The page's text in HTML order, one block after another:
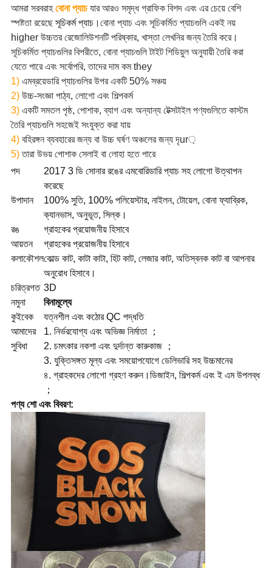
আমরা সরবরাহবোনা প্যাচযার আরও সমৃদ্ধ গ্রাফিক বিশদ এবং এর চেয়ে বেশি
স্পষ্টতা রয়েছেসূচিকর্ম প্যাচ।বোনা প্যাচ এবং সূচিকর্মিত প্যাচগুলি একই নয়
higher উচ্চতর রেজোলিউশনটি পরিষ্কার, খাস্তা লেখনির জন্য তৈরি করে।
সূচিকর্মিত প্যাচগুলির বিপরীতে, বোনা প্যাচগুলি টাইট শিডিয়ুল অনুযায়ী তৈরি করা
যেতে পারে এবং সর্বোপরি, তাদের দাম কম they
1)এমব্রয়েডারি প্যাচগুলির উপর একটি 50% সঞ্চয়
2)উচ্চ-সংজ্ঞা পাঠ্য, লোগো এবং শিল্পকর্ম
3)একটি সমতল পৃষ্ঠ, পোশাক, ব্যাগ এবং অন্যান্য টেক্সটাইল পণ্যগুলিতে কাস্টম
তৈরি প্যাচগুলি সহজেই সংযুক্ত করা যায়
4)বহিরঙ্গন ব্যবহারের জন্য বা উচ্চ ঘর্ষণ অঞ্চলের জন্য দৃur়
5)তারা উভয় পোশাক সেলাই বা লোহা হতে পারে
পদ
2017 3 ডি সোনার রঙের এমবোরিডারি প্যাচ সহ লোগো উত্থাপন
করেছে
উপাদান
100% সুতি, 100% পলিয়েস্টার, নাইলন, টোয়েল, বোনা ফ্যাব্রিক,
ক্যানভাস, অনুভূত, সিল্ক।
রঙ
গ্রাহকের প্রয়োজনীয় হিসাবে
আয়তন
গ্রাহকের প্রয়োজনীয় হিসাবে
কলাকৌশলকোল্ড কাট, কাটা কাটা, হিট কাট, লেজার কাট, অতিস্বনক কাট বা আপনার
অনুরোধ হিসাবে।
চরিত্রগত 3D
নমুনা
বিনামূল্যে
কুইবেক
যত্নশীল এবং কঠোর QC পদ্ধতি
আমাদের
সুবিধা
1. নির্ভরযোগ্য এবং অভিজ্ঞ নির্মাতা ；
2. চমৎকার নকশা এবং দুর্দান্ত কারুকাজ ；
3. যুক্তিসঙ্গত মূল্য এবং সময়োপযোগে ডেলিভারি সহ উচ্চমানের
৪. গ্রাহকদের লোগো গ্রহণ করুন।ডিজাইন, শিল্পকর্ম এবং ই এম উপলব্ধ
；
পণ্য শো এবং বিবরণ: